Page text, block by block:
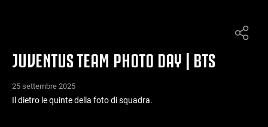
JUVENTUS TEAM PHOTO DAY | BTS
25 settembre 2025
Il dietro le quinte della foto di squadra.